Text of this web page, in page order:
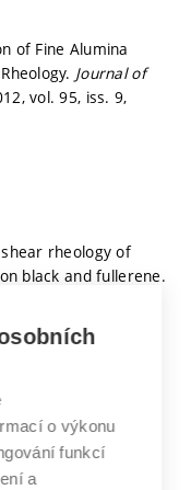
of Fine Alumina
Journal of
vol. 95, iss. 9,
shear rheology of
black and fullerene.
bodies in liquid
o výkonu
funkcí
a